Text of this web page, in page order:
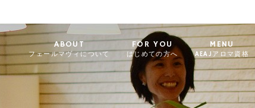
ABOUT
フェールマヴィについて
FOR YOU
はじめての方へ
MENU
AEAJアロマ資格